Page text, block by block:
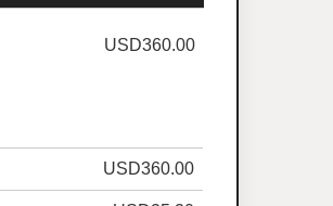
USD360.00
USD360.00